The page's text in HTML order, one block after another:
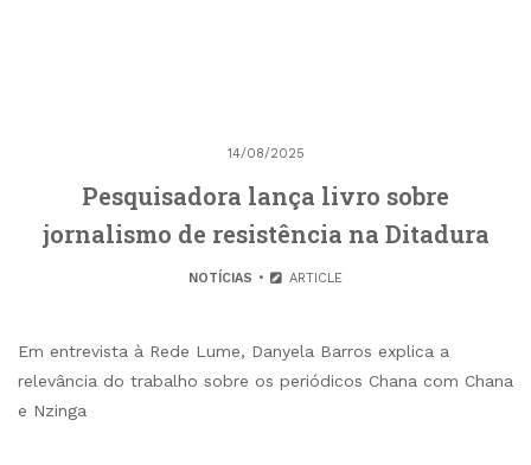
14/08/2025
Pesquisadora lança livro sobre
jornalismo de resistência na Ditadura
NOTÍCIAS ARTICLE
Em entrevista à Rede Lume, Danyela Barros explica a
relevância do trabalho sobre os periódicos Chana com Chana
e Nzinga